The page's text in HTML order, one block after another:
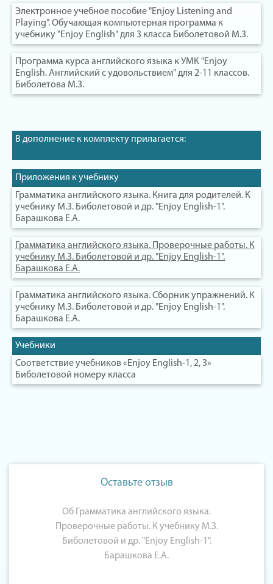
Электронное учебное пособие "Enjoy Listening and
Playing". Обучающая компьютерная программа к
учебнику "Enjoy English" для 3 класса Биболетовой М.З.
Программа курса английского языка к УМК "Enjoy
English. Английский с удовольствием" для 2-11 классов.
Биболетова М.З.
В дополнение к комплекту прилагается:
Приложения к учебнику
Грамматика английского языка. Книга для родителей. К
учебнику М.З. Биболетовой и др. "Enjoy English-1".
Барашкова Е.А.
Грамматика английского языка. Проверочные работы. К
учебнику М.З. Биболетовой и др. "Enjoy English-1".
Барашкова Е.А.
Грамматика английского языка. Сборник упражнений. К
учебнику М.З. Биболетовой и др. "Enjoy English-1".
Барашкова Е.А.
Учебники
Соответствие учебников «Enjoy English-1, 2, 3»
Биболетовой номеру класса
Оставьте отзыв
Об Грамматика английского языка.
Проверочные работы. К учебнику М.З.
Биболетовой и др. "Enjoy English-1".
Барашкова Е.А.